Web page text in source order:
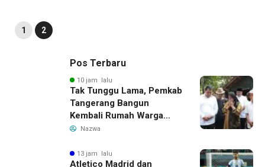
1 2
Pos Terbaru
10 jam lalu
Tak Tunggu Lama, Pemkab
Tangerang Bangun
Kembali Rumah Warga
yang Roboh Akibat Puting
Nazwa
13 jam lalu
Atletico Madrid dan